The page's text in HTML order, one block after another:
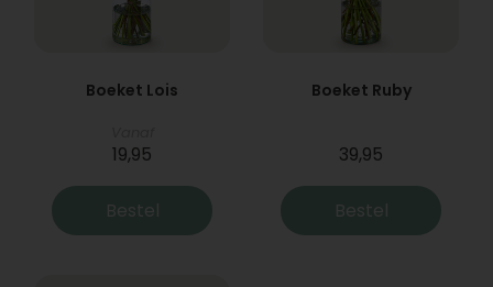
Boeket Lois
19,95
Bestel
Boeket Ruby
39,95
Bestel